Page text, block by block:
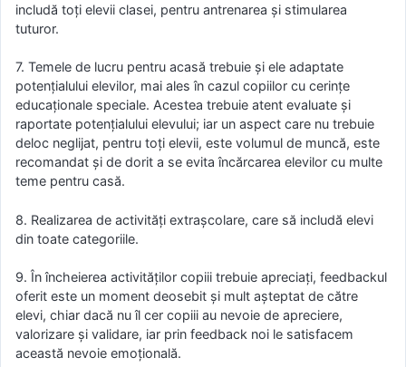
includă toți elevii clasei, pentru antrenarea și stimularea
tuturor.
7. Temele de lucru pentru acasă trebuie și ele adaptate
potențialului elevilor, mai ales în cazul copiilor cu cerințe
educaționale speciale. Acestea trebuie atent evaluate și
raportate potențialului elevului; iar un aspect care nu trebuie
deloc neglijat, pentru toți elevii, este volumul de muncă, este
recomandat și de dorit a se evita încărcarea elevilor cu multe
teme pentru casă.
8. Realizarea de activități extrașcolare, care să includă elevi
din toate categoriile.
9. În încheierea activităților copiii trebuie apreciați, feedbackul
oferit este un moment deosebit și mult așteptat de către
elevi, chiar dacă nu îl cer copiii au nevoie de apreciere,
valorizare și validare, iar prin feedback noi le satisfacem
această nevoie emoțională.